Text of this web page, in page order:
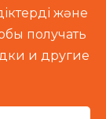
және
получать
и другие